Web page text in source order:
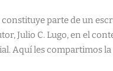
parte de un
Julio C. Lugo, en el
Aquí les compartimos la